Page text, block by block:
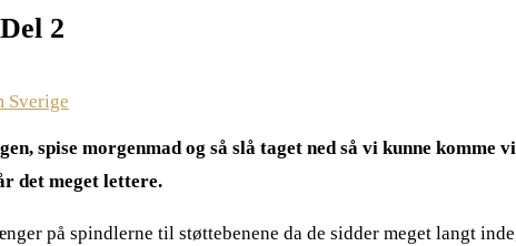
2
spise morgenmad og så slå taget ned så vi kunne
det meget lettere.
på spindlerne til støttebenene da de sidder meget langt